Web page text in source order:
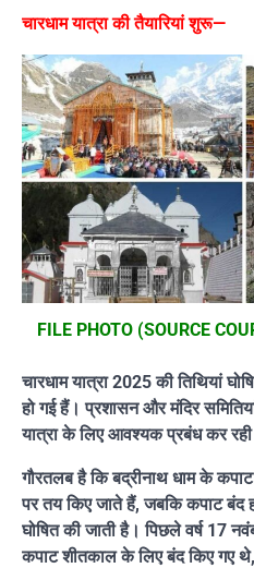
चारधाम यात्रा की तैयारियां शुरू—
FILE PHOTO (SOURCE
चारधाम यात्रा 2025 की तिथियां
हो गई हैं। प्रशासन और मंदिर
यात्रा के लिए आवश्यक प्रबंध कर
गौरतलब है कि बद्रीनाथ धाम के
पर तय किए जाते हैं, जबकि कपाट बंद
घोषित की जाती है। पिछले वर्ष 17
कपाट शीतकाल के लिए बंद किए गए